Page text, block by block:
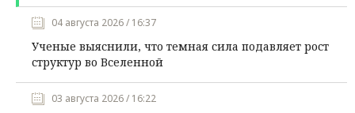
04 августа 2026 / 16:37
Ученые выяснили, что темная сила подавляет рост
структур во Вселенной
03 августа 2026 / 16:22